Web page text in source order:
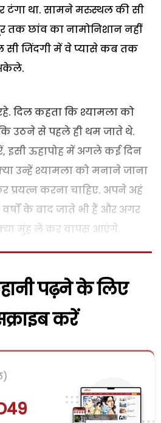
था. सामने मरुस्थल की सी
तक छांव का नामोनिशान नहीं
सी जिंदगी में वे प्यासे कब तक
दिल कहता कि श्यामला को
उठने से पहले ही थम जाते थे.
इसी ऊहापोह में अगले कई दिन
उन्हें श्यामला को मनाने जाना
प्रयत्न करना चाहिए. अपने अहं
के बाद जाते भी हैं और अगर
मुंह ले कर वापस आएंगे.
पढ़ने के लिए
करें